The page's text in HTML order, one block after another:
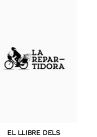
EL LLIBRE DELS